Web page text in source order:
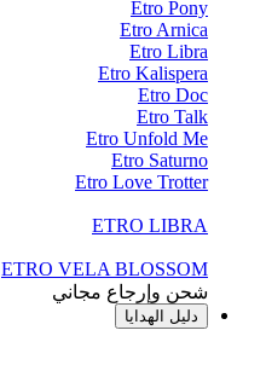
Etro Pony
Etro Arnica
Etro Libra
Etro Kalispera
Etro Doc
Etro Talk
Etro Unfold Me
Etro Saturno
Etro Love Trotter
ETRO LIBRA
ETRO VELA BLOSSOM
شحن وإرجاع مجاني
دليل الهدايا